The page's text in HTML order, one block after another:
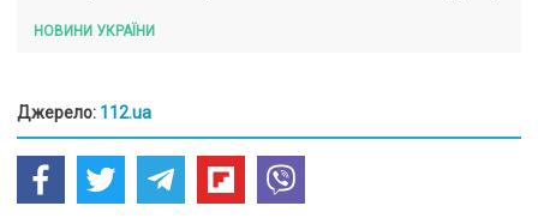
НОВИНИ УКРАЇНИ
Джерело: 112.ua